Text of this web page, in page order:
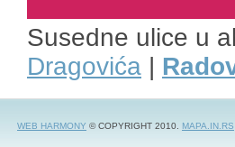
Susedne ulice u
Dragovića |
WEB HARMONY © COPYRIGHT 2010. MAPA.IN.RS